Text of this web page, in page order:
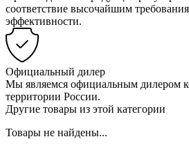
соответствие высочайшим
эффективности.
Официальный дилер
Мы являемся официальным дилером
территории России.
Другие товары из этой категории
Товары не найдены...